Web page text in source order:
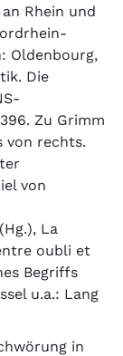
Rhein und
Oldenbourg,
Die
Zu Grimm
von rechts.
von
La
oubli et
Begriffs
u.a.: Lang
in